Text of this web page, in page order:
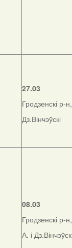
27.03
Гродзенскі р-н,
Дз.Вінчэўскі
08.03
Гродзенскі р-н,
А. і